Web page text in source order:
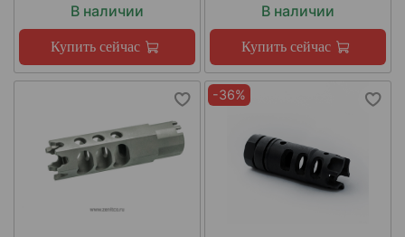
В наличии
Купить сейчас
В наличии
Купить сейчас
-36%